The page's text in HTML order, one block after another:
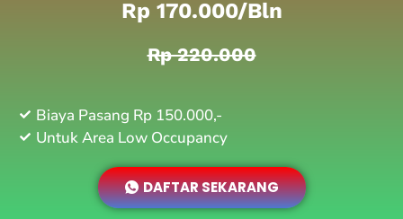
Rp 170.000/bln
Rp 220.000
Biaya Pasang Rp 150.000,-
Untuk Area Low Occupancy
DAFTAR SEKARANG